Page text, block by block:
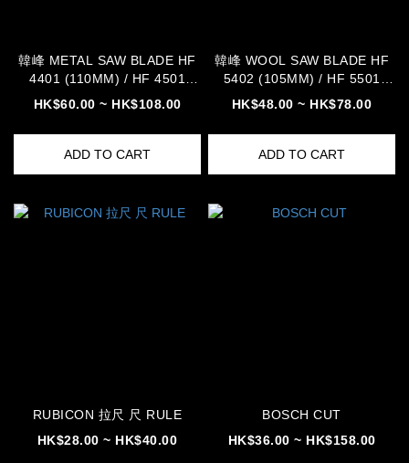
韓峰 METAL SAW BLADE HF
4401 (110MM) / HF 4501
(125MM) / HF 4601 (150MM)
HK$60.00 ~ HK$108.00
ADD TO CART
韓峰 WOOL SAW BLADE HF
5402 (105MM) / HF 5501
(125MM) / HF 5601 (150MM)
HK$48.00 ~ HK$78.00
ADD TO CART
RUBICON 拉尺 尺 RULE
HK$28.00 ~ HK$40.00
BOSCH CUT
HK$36.00 ~ HK$158.00